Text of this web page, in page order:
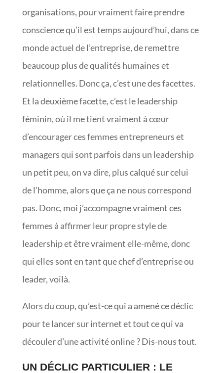
organisations, pour vraiment faire prendre
conscience qu’il est temps aujourd’hui, dans ce
monde actuel de l’entreprise, de remettre
beaucoup plus de qualités humaines et
relationnelles. Donc ça, c’est une des facettes.
Et la deuxième facette, c’est le leadership
féminin, où il me tient vraiment à cœur
d’encourager ces femmes entrepreneurs et
managers qui sont parfois dans un leadership
un petit peu, on va dire, plus calqué sur celui
de l’homme, alors que ça ne nous correspond
pas. Donc, moi j’accompagne vraiment ces
femmes à affirmer leur propre style de
leadership et être vraiment elle-même, donc
qui elles sont en tant que chef d’entreprise ou
leader, voilà.
Alors du coup, qu’est-ce qui a amené ce déclic
pour te lancer sur internet et tout ce qui va
découler d’une activité online ? Dis-nous tout.
UN DÉCLIC PARTICULIER : LE